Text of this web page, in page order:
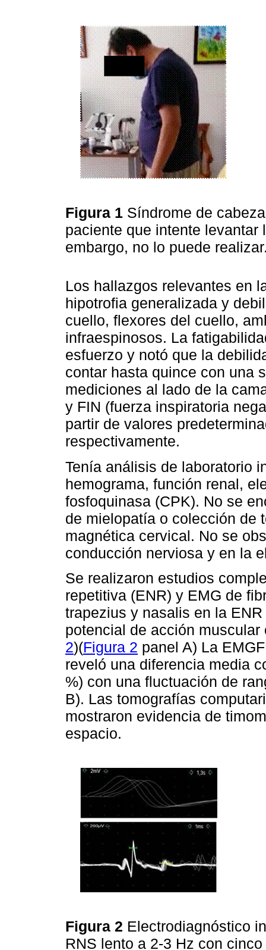
Figura 1 Síndrome de
paciente que intente
embargo, no lo puede
Los hallazgos relevantes en
hipotrofia generalizada y
cuello, flexores del cuello,
infraespinosos. La
esfuerzo y notó que la
contar hasta quince con una
mediciones al lado de la
y FIN (fuerza inspiratoria
partir de valores
respectivamente.
Tenía análisis de laboratorio
hemograma, función renal,
fosfoquinasa (CPK). No se
de mielopatía o colección de
magnética cervical. No se
conducción nerviosa y en la
Se realizaron estudios
repetitiva (ENR) y EMG de
trapezius y nasalis en la
potencial de acción
2)(Figura 2 panel A) La
reveló una diferencia media
%) con una fluctuación de
B). Las tomografías
mostraron evidencia de
espacio.
Figura 2 Electrodiagnóstico
RNS lento a 2-3 Hz con